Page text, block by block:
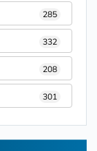
285
332
208
301